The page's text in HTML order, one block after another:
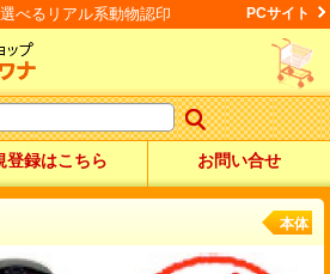
べるリアル系動物認印 PCサイト
登録はこちら お問い合せ
本体